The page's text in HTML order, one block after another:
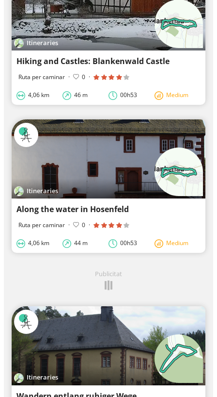
Itineraries
Hiking and Castles: Blankenwald Castle
Ruta per caminar · 0 ·
4,06 km 46 m 00h53 Medium
Itineraries
Along the water in Hosenfeld
Ruta per caminar · 0 ·
4,06 km 44 m 00h53 Medium
Publicitat
Itineraries